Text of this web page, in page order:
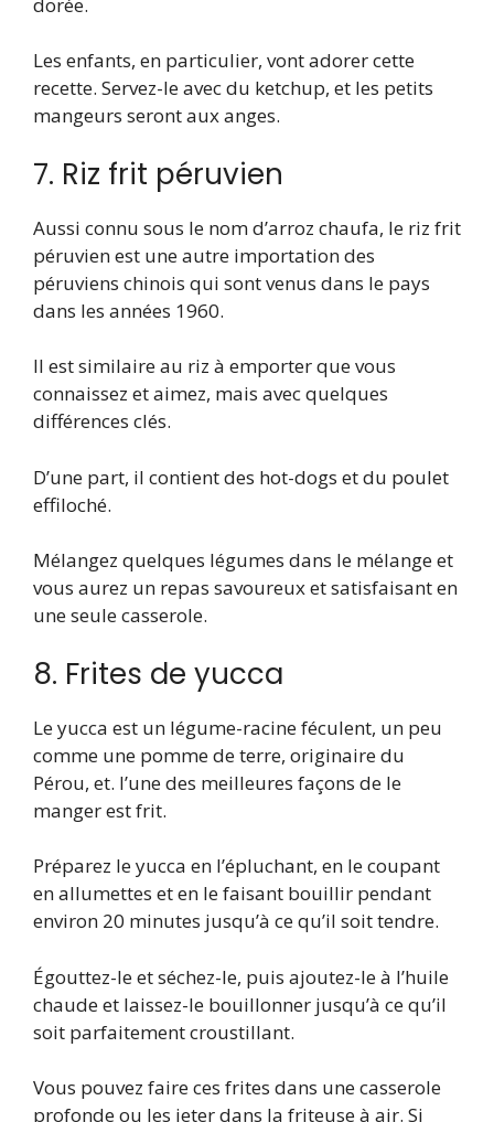
Les enfants, en particulier, vont adorer cette
recette. Servez-le avec du ketchup, et les petits
mangeurs seront aux anges.
7. Riz frit péruvien
Aussi connu sous le nom d’arroz chaufa, le riz frit
péruvien est une autre importation des
péruviens chinois qui sont venus dans le pays
dans les années 1960.
Il est similaire au riz à emporter que vous
connaissez et aimez, mais avec quelques
différences clés.
D’une part, il contient des hot-dogs et du poulet
effiloché.
Mélangez quelques légumes dans le mélange et
vous aurez un repas savoureux et satisfaisant en
une seule casserole.
8. Frites de yucca
Le yucca est un légume-racine féculent, un peu
comme une pomme de terre, originaire du
Pérou, et. l’une des meilleures façons de le
manger est frit.
Préparez le yucca en l’épluchant, en le coupant
en allumettes et en le faisant bouillir pendant
environ 20 minutes jusqu’à ce qu’il soit tendre.
Égouttez-le et séchez-le, puis ajoutez-le à l’huile
chaude et laissez-le bouillonner jusqu’à ce qu’il
soit parfaitement croustillant.
Vous pouvez faire ces frites dans une casserole
profonde ou les jeter dans la friteuse à air. Si